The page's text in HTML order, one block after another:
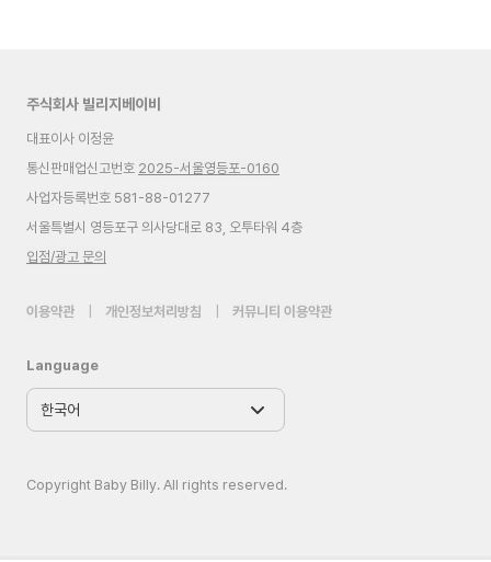
주식회사 빌리지베이비
대표이사 이정윤
통신판매업신고번호 2025-서울영등포-0160
사업자등록번호 581-88-01277
서울특별시 영등포구 의사당대로 83, 오투타워 4층
입점/광고 문의
이용약관 개인정보처리방침 커뮤니티 이용약관
Language
Copyright Baby Billy. All rights reserved.